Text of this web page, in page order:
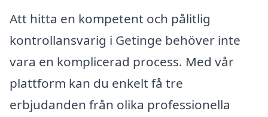
Att hitta en kompetent och pålitlig
kontrollansvarig i Getinge behöver inte
vara en komplicerad process. Med vår
plattform kan du enkelt få tre
erbjudanden från olika professionella